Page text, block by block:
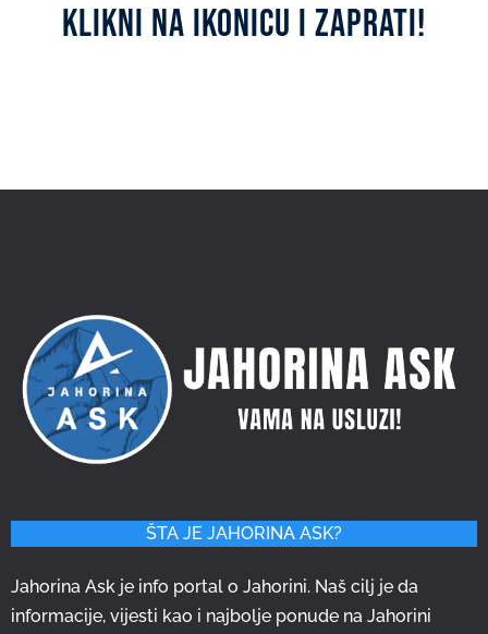
KLIKNI NA IKONICU I ZAPRATI!
ŠTA JE JAHORINA ASK?
Jahorina Ask je info portal o Jahorini. Naš cilj je da
informacije, vijesti kao i najbolje ponude na Jahorini